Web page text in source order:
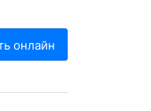
онлайн